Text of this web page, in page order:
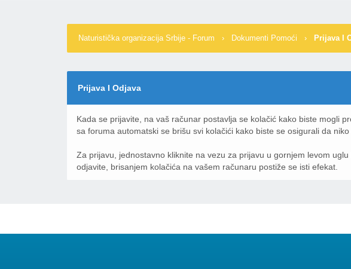
Naturistička organizacija Srbije - Forum › Dokumenti Pomoći › Prijava I
Prijava I Odjava
Kada se prijavite, na vaš računar postavlja se kolačić kako biste mogli
sa foruma automatski se brišu svi kolačići kako biste se osigurali da
Za prijavu, jednostavno kliknite na vezu za prijavu u gornjem levom
odjavite, brisanjem kolačića na vašem računaru postiže se isti efekat.